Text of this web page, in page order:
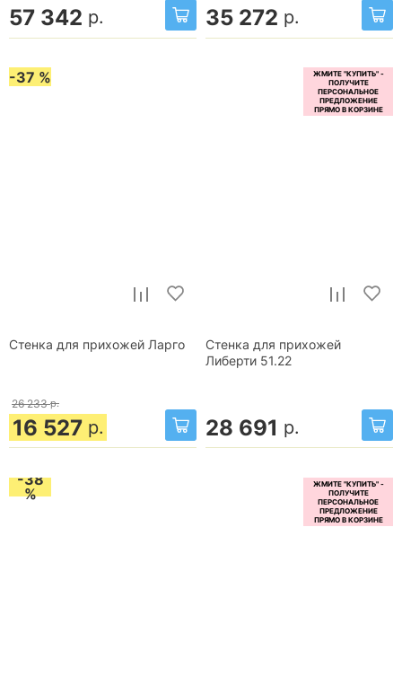
57 342 р. 35 272 р.
-37 %
Стенка для прихожей Ларго
26 233 р.
16 527 р.
Стенка для прихожей
Либерти 51.22
28 691 р.
-38
%